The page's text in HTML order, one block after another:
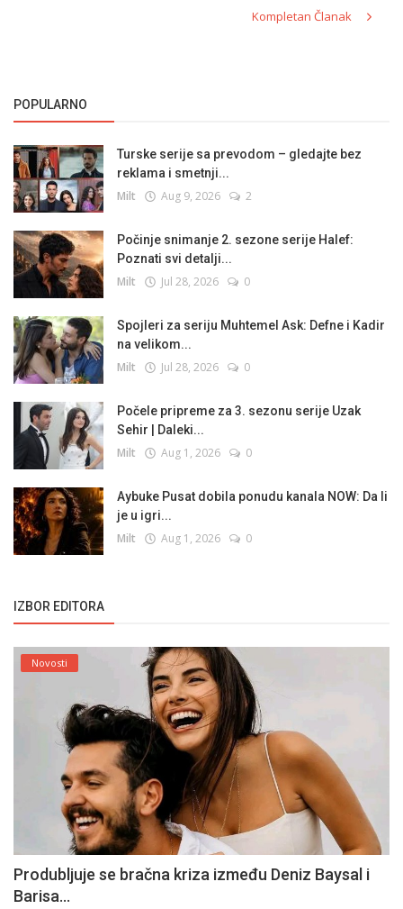
Kompletan Članak
POPULARNO
Turske serije sa prevodom – gledajte bez
reklama i smetnji...
Milt Aug 9, 2026 2
Počinje snimanje 2. sezone serije Halef:
Poznati svi detalji...
Milt Jul 28, 2026 0
Spojleri za seriju Muhtemel Ask: Defne i Kadir
na velikom...
Milt Jul 28, 2026 0
Počele pripreme za 3. sezonu serije Uzak
Sehir | Daleki...
Milt Aug 1, 2026 0
Aybuke Pusat dobila ponudu kanala NOW: Da li
je u igri...
Milt Aug 1, 2026 0
IZBOR EDITORA
Novosti
Produbljuje se bračna kriza između Deniz Baysal i
Barisa...